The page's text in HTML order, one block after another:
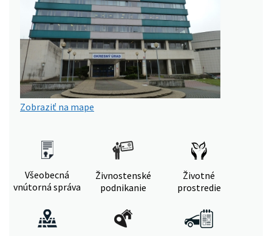
Zobraziť na mape
Všeobecná
vnútorná správa
Živnostenské
podnikanie
Životné
prostredie